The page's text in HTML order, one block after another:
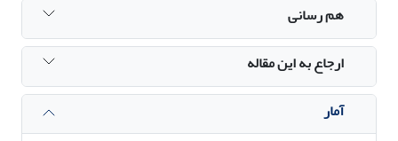
هم رسانی
ارجاع به این مقاله
آمار